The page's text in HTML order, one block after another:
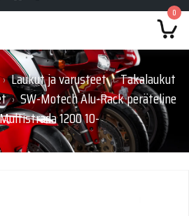
0
› Laukut ja varusteet › Takalaukut
› SW-Motech Alu-Rack peräteline
1200 10-